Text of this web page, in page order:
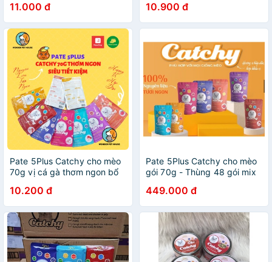
11.000 đ 10.900 đ
Pate 5Plus Catchy cho mèo
70g vị cá gà thơm ngon bổ
10.200 đ
Pate 5Plus Catchy cho mèo
gói 70g - Thùng 48 gói mix
449.000 đ